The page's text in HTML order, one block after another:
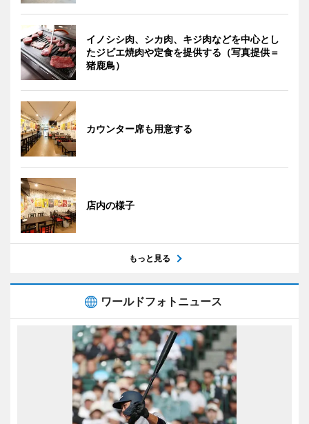
イノシシ肉、シカ肉、キジ肉などを中心とし
たジビエ焼肉や定食を提供する（写真提供＝
猪鹿鳥）
カウンター席も用意する
店内の様子
もっと見る
ワールドフォトニュース